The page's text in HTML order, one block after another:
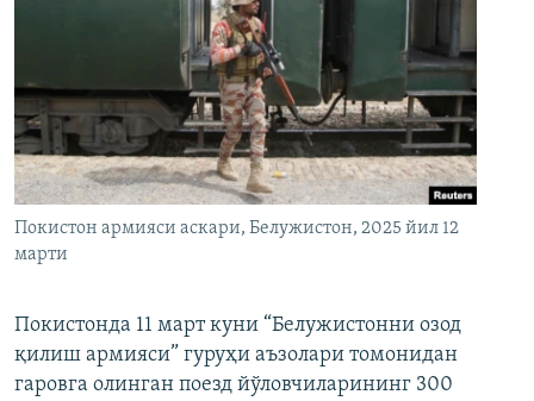
Покистон армияси аскари, Белужистон, 2025 йил 12
марти
Покистонда 11 март куни “Белужистонни озод
қилиш армияси” гуруҳи аъзолари томонидан
гаровга олинган поезд йўловчиларининг 300